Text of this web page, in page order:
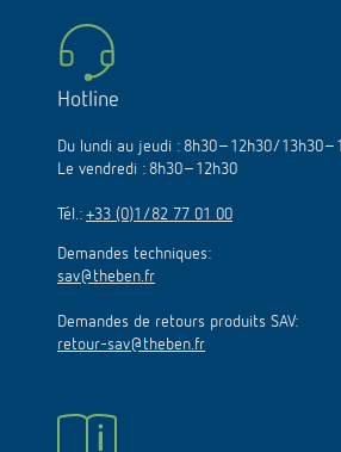
Hotline
Du lundi au jeudi : 8h30–12h30/
Le vendredi : 8h30–12h30
Tél.: +33 (0)1/82 77 01 00
Demandes techniques:
sav@theben.fr
Demandes de retours produits SAV:
retour-sav@theben.fr